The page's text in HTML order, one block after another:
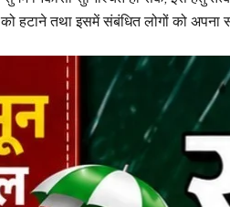
हटाने तथा इसमें संबंधित लोगों को अपना